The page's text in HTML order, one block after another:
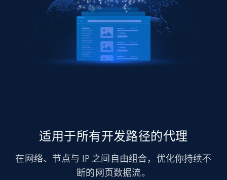
适用于所有开发路径的代理
在网络、节点与 IP 之间自由组合，优化你持续不
断的网页数据流。